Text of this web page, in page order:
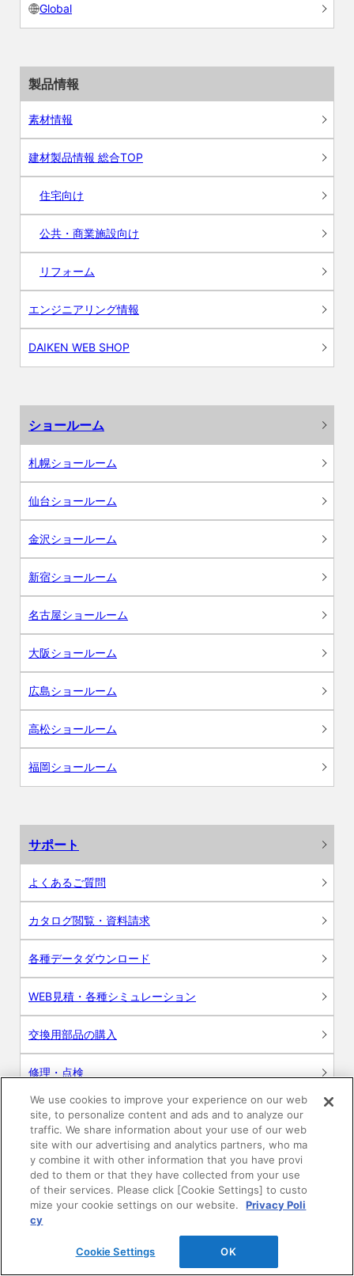
Global
製品情報
素材情報
建材製品情報 総合TOP
住宅向け
公共・商業施設向け
リフォーム
エンジニアリング情報
DAIKEN WEB SHOP
ショールーム
札幌ショールーム
仙台ショールーム
金沢ショールーム
新宿ショールーム
名古屋ショールーム
大阪ショールーム
広島ショールーム
高松ショールーム
福岡ショールーム
サポート
よくあるご質問
カタログ閲覧・資料請求
各種データダウンロード
WEB見積・各種シミュレーション
交換用部品の購入
修理・点検
お問い合わせ
ログイン
建築・設計関係者様向けサイト
ユーザー登録サービス
WEB見積システム
We use cookies to improve your experience on our web
site, to personalize content and ads and to analyze our
traffic. We share information about your use of our web
site with our advertising and analytics partners, who ma
y combine it with other information that you have provi
ded to them or that they have collected from your use
of their services. Please click [Cookie Settings] to custo
mize your cookie settings on our website.
Privacy Poli
cy
Cookie Settings OK